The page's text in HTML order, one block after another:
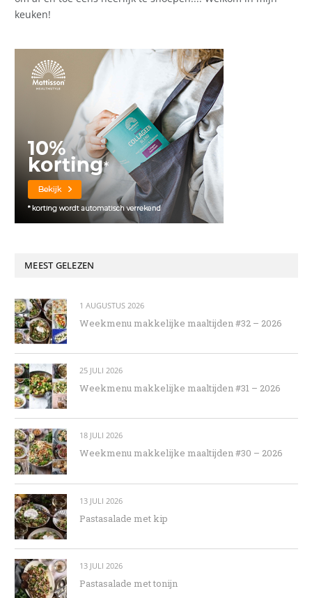
keuken!
MEEST GELEZEN
1 AUGUSTUS 2026
Weekmenu makkelijke maaltijden #32 – 2026
25 JULI 2026
Weekmenu makkelijke maaltijden #31 – 2026
18 JULI 2026
Weekmenu makkelijke maaltijden #30 – 2026
13 JULI 2026
Pastasalade met kip
13 JULI 2026
Pastasalade met tonijn